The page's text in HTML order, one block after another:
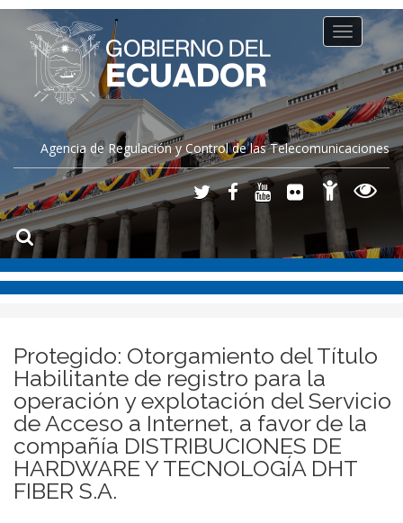
Agencia de Regulación y Control de las Telecomunicaciones
Toggle
navigation
Protegido: Otorgamiento del Título
Habilitante de registro para la
operación y explotación del Servicio
de Acceso a Internet, a favor de la
compañía DISTRIBUCIONES DE
HARDWARE Y TECNOLOGÍA DHT
FIBER S.A.